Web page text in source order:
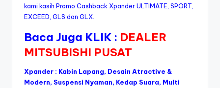
kami kasih Promo Cashback Xpander ULTIMATE, SPORT,
EXCEED, GLS dan GLX.
Baca Juga KLIK : DEALER
MITSUBISHI PUSAT
Xpander : Kabin Lapang, Desain Atractive &
Modern, Suspensi Nyaman, Kedap Suara, Multi